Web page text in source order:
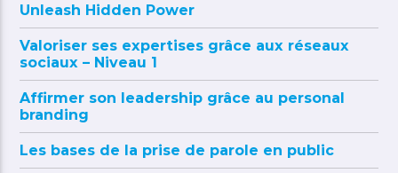
Unleash Hidden Power
Valoriser ses expertises grâce aux réseaux
sociaux – Niveau 1
Affirmer son leadership grâce au personal
branding
Les bases de la prise de parole en public